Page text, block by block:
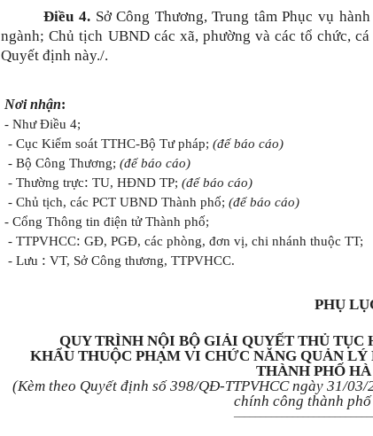
Điều 4. Sở Công Thương, Trung tâm Phục vụ
ngành; Chủ tịch UBND các xã, phường và các tổ chức,
Quyết định này./.
Nơi nhận:
- Như Điều 4;
- Cục Kiểm soát TTHC-Bộ Tư pháp;(để báo cáo)
- Bộ Công Thương;(để báo cáo)
- Thường trực: TU, HĐND TP;(để báo cáo)
- Chủ tịch, các PCT UBND Thành phố;(để báo cáo)
- Cổng Thông tin điện tử Thành phố;
- TTPVHCC: GĐ, PGĐ, các phòng, đơn vị, chi nhánh thuộc TT;
- Lưu : VT, Sở Công thương, TTPVHCC.
PHỤ
QUY TRÌNH NỘI BỘ GIẢI QUYẾT THỦ
KHẨU THUỘC PHẠM VI CHỨC NĂNG QUẢN LÝ
THÀNH PHỐ
(Kèm theo Quyết định số 398/QĐ-TTPVHCC ngày 31/
chính công thành